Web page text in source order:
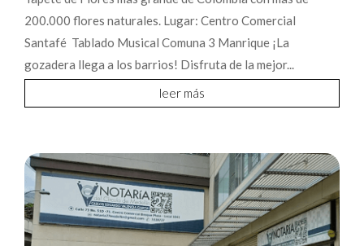
200.000 flores naturales. Lugar: Centro Comercial
Santafé Tablado Musical Comuna 3 Manrique ¡La
gozadera llega a los barrios! Disfruta de la mejor...
leer más